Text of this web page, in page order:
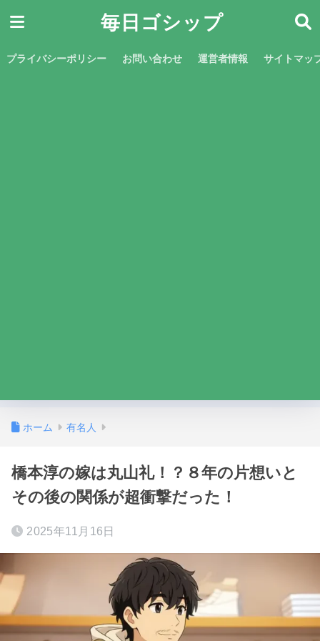
毎日ゴシップ
プライバシーポリシー お問い合わせ 運営者情報 サイトマッ
ホーム 有名人
橋本淳の嫁は丸山礼！？８年の片想いと
その後の関係が超衝撃だった！
2025年11月16日